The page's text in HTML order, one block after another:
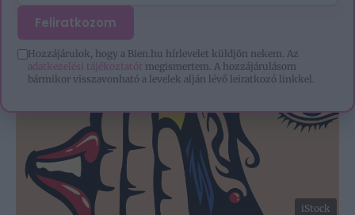
iStock
Feliratkozom
Hozzájárulok, hogy a Bien.hu hírlevelet küldjön nekem. Az
adatkezelési tájékoztatót megismertem. A hozzájárulásom
bármikor visszavonható a levelek alján lévő leiratkozó linkkel.